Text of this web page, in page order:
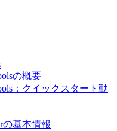
の概要
：クイックスタート動
の基本情報